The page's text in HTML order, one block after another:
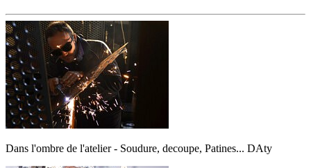
Dans l'ombre de l'atelier - Soudure, decoupe, Patines... DAty